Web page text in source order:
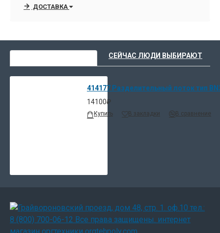
ДОСТАВКА
СЕЙЧАС ЛЮДИ ВЫБИРАЮТ
414177 Разделительный лоток тип
14100₽
Купить В закладки В сравнение